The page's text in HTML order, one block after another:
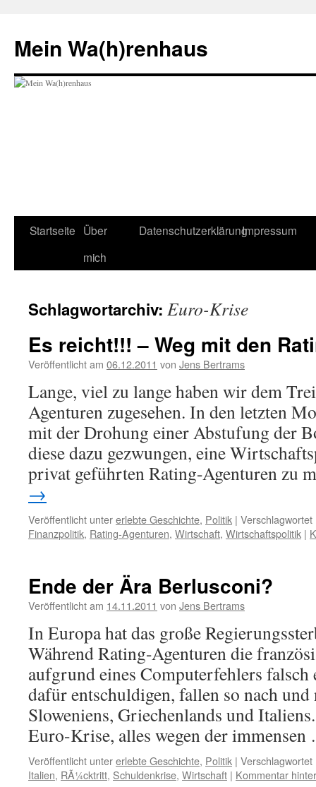
springen
Mein Wa(h)renhaus
Startseite Über
mich
DatenschutzerklärungImpressum
Schlagwortarchiv: Euro-Krise
Es reicht!!! – Weg mit den
Veröffentlicht am 06.12.2011 von Jens Bertrams
Lange, viel zu lange haben wir dem
Agenturen zugesehen. In den letzten
mit der Drohung einer Abstufung der
diese dazu gezwungen, eine
privat geführten Rating-Agenturen zu
→
Veröffentlicht untererlebte Geschichte, Politik | Verschlagwortet
Finanzpolitik, Rating-Agenturen, Wirtschaft, Wirtschaftspolitik |
Ende der Ära Berlusconi?
Veröffentlicht am 14.11.2011 von Jens Bertrams
In Europa hat das große
Während Rating-Agenturen die
aufgrund eines Computerfehlers falsch
dafür entschuldigen, fallen so nach
Sloweniens, Griechenlands und
Euro-Krise, alles wegen der
Veröffentlicht untererlebte Geschichte, Politik | Verschlagwortet
Italien, RÃ¼cktritt, Schuldenkrise, Wirtschaft | Kommentar